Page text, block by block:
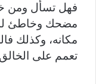
فهل تسأل ومن
مضحك وخاطئ
مكانه، وكذلك
تعمم على